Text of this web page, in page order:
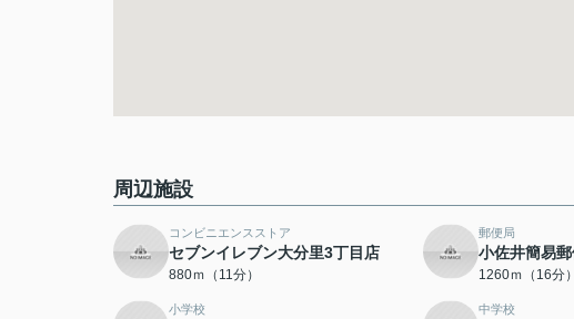
周辺施設
コンビニエンスストア
セブンイレブン大分里3丁目店
880ｍ（11分）
郵便局
小佐井簡易
1260ｍ（16分）
小学校 中学校